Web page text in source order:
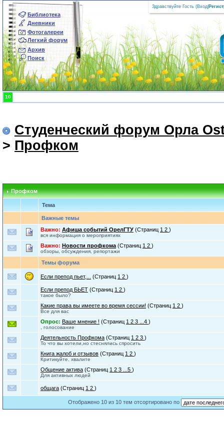
Библиотека
Дневники
Фотогалереи
Легкий форум
Архив
Поиск
Здравствуйте Гость (Вход
10
Студенческий форум Орла
> Профком
Профком
Тема
Важные темы
Важно: Афиша событий ОрелГТУ (Страниц 1 2 )
вся информация о мероприятиях
Важно: Новости профкома (Страниц 1 2 )
обзоры, обсуждения, репортажи
Темы форума
Если препод пьет,... (Страниц 1 2 )
Если препод БЬЕТ (Страниц 1 2 )
такое было?
Какие права вы имеете во время сессии! (Страниц 1 2 )
Все для вас
Опрос: Ваше мнение ! (Страниц 1 2 3 ...4 )
, голосование
Деятельность Профкома (Страниц 1 2 3 )
То что вы хотели,но стеснялись спросить
Книга жалоб и отзывов (Страниц 1 2 )
Критикуйте, хвалите
Общение актива (Страниц 1 2 3 ...5 )
Для активных людей
общага (Страниц 1 2 )
Отображено 10 из 10 тем отсортировано по